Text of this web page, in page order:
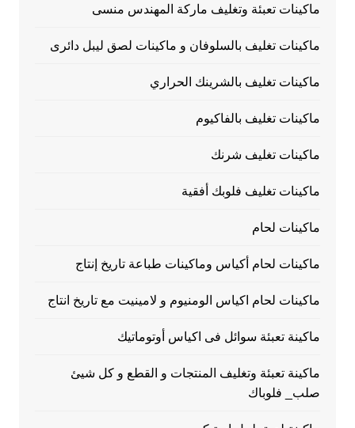
ماكينات تعبئة وتغليف ماركة المهندس منسى
ماكينات تغليف بالسلوفان و ماكينات لصق ليبل دائرى
ماكينات تغليف بالشرينك الحراري
ماكينات تغليف بالفاكيوم
ماكينات تغليف شرنك
ماكينات تغليف فلوبك أفقية
ماكينات لحام
ماكينات لحام أكياس وماكينات طباعة تاريخ إنتاج
ماكينات لحام اكياس الومنيوم و لامينيت مع تاريخ انتاج
ماكينة تعبئة سوائل فى اكياس أوتوماتيك
ماكينة تعبئة وتغليف المنتجات و القطع و كل شيئ
صلب_ فلوباك